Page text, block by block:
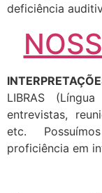
deficiência
LIBRAS
entrevistas,
etc.
proficiência em